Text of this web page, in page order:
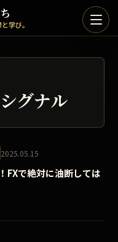
学び。
グナル
2025.05.15
FXで絶対に油断しては